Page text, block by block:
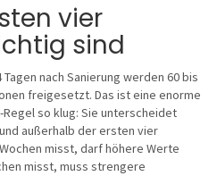
vier
sind
nach Sanierung werden 60 bis
freigesetzt. Das ist eine enorme
Regel so klug: Sie unterscheidet
außerhalb der ersten vier
misst, darf höhere Werte
misst, muss strengere